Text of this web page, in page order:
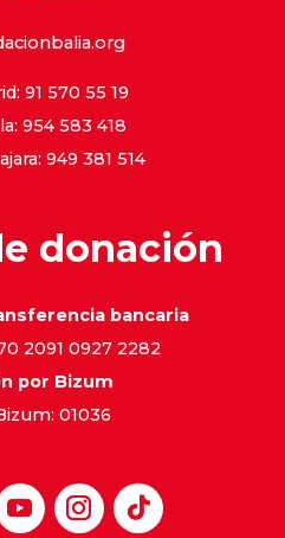
91 570 55 19
954 583 418
949 381 514
donación
bancaria
2091 0927 2282
por Bizum
01036